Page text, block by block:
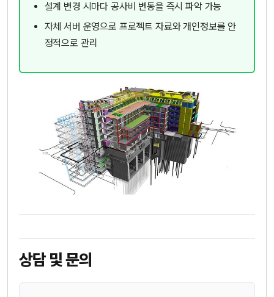
설계 변경 시마다 공사비 변동을 즉시 파악 가능
자체 서버 운영으로 프로젝트 자료와 개인정보를 안
정적으로 관리
상담 및 문의